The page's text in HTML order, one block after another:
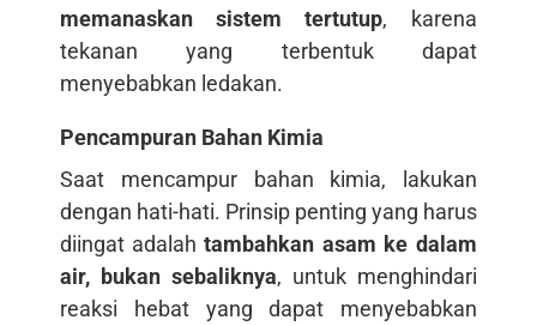
memanaskan sistem tertutup, karena
tekanan yang terbentuk dapat
menyebabkan ledakan.
Pencampuran Bahan Kimia
Saat mencampur bahan kimia, lakukan
dengan hati-hati. Prinsip penting yang harus
diingat adalah tambahkan asam ke dalam
air, bukan sebaliknya, untuk menghindari
reaksi hebat yang dapat menyebabkan